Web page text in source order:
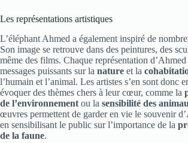
Les représentations artistiques
L’éléphant Ahmed a également inspiré de
Son image se retrouve dans des peintures, des
même des films. Chaque représentation
messages puissants sur la nature et la
l’humain et l’animal. Les artistes s’en sont donc
évoquer des thèmes chers à leur cœur, comme la
de l’environnement ou la sensibilité des
œuvres permettent de garder en vie le souvenir
en sensibilisant le public sur l’importance de la
de la faune.